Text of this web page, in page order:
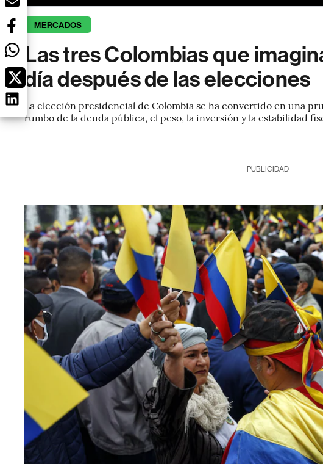
MERCADOS
Las tres Colombias que
día después de las elecciones
La elección presidencial de Colombia se ha convertido en una
rumbo de la deuda pública, el peso, la inversión y la estabilidad
PUBLICIDAD